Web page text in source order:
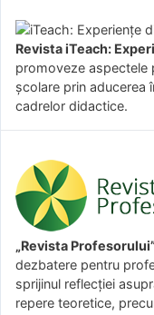
Revista iTeach:
promoveze aspectele
şcolare prin aducerea
cadrelor didactice.
„Revista
dezbatere pentru
sprijinul reflecției
repere teoretice,